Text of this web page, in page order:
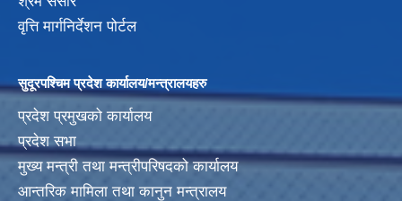
वृत्ति मार्गनिर्देशन पोर्टल
सुदूरपश्चिम प्रदेश कार्यालय/मन्त्रालयहरु
प्रदेश प्रमुखको कार्यालय
प्रदेश सभा
मुख्य मन्त्री तथा मन्त्रीपरिषदको कार्यालय
आन्तरिक मामिला तथा कानुन मन्त्रालय